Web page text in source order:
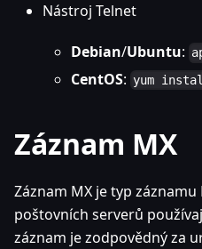
Nástroj Telnet
Debian/Ubuntu:
CentOS: yum
Záznam MX
Záznam MX je typ
poštovních serverů
záznam je zodpovědný za